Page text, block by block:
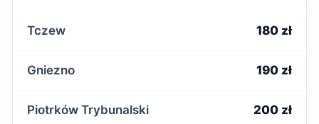
Tczew 180 zł
Gniezno 190 zł
Piotrków Trybunalski 200 zł